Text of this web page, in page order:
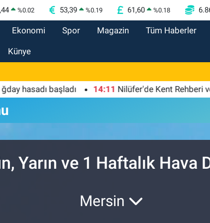
%0.02 53,39 %0.19 61,60 %0.18
Ekonomi Spor Magazin Tüm Haberler
Künye
başladı 14:11 Nilüfer'de Kent Rehberi ve
Yarın ve 1 Haftalık Hava
Mersin